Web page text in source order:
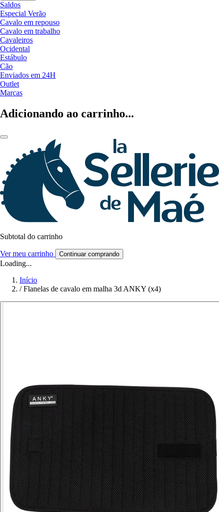
Saldos
Especial Verão
Cavalo em repouso
Cavalo em trabalho
Cavaleiros
Ocidental
Estábulo
Cão
Enviados em 24H
Outlet
Marcas
Adicionando ao carrinho...
Subtotal do carrinho
Ver meu carrinho Continuar comprando
Loading...
Início
/ Flanelas de cavalo em malha 3d ANKY (x4)